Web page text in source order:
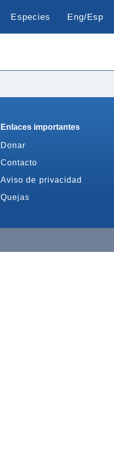
Especies Eng/Esp
Enlaces importantes
Donar
Contacto
Aviso de privacidad
Quejas